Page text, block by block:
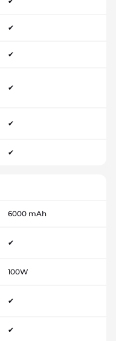
✔
✔
✔
✔
✔
6000 mAh
✔
100W
✔
✔